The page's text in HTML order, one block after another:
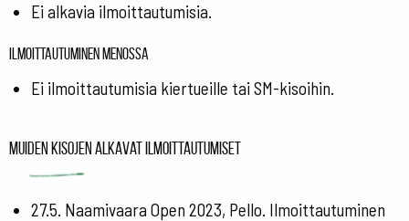
Ei alkavia ilmoittautumisia.
Ilmoittautuminen menossa
Ei ilmoittautumisia kiertueille tai SM-kisoihin.
Muiden kisojen alkavat ilmoittautumiset
27.5. Naamivaara Open 2023, Pello. Ilmoittautuminen